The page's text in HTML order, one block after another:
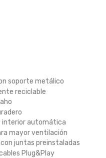
soporte metálico
reciclable
interior automática
mayor ventilación
juntas preinstaladas
Plug&Play